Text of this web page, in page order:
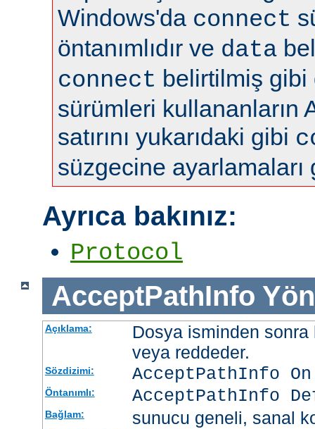
Windows'da connect
öntanımlıdır ve data
connect belirtilmiş gibi
sürümleri kullananların
satırını yukarıdaki gibi
süzgecine ayarlamaları
Ayrıca bakınız:
Protocol
AcceptPathInfo
Açıklama:
Dosya isminden
veya reddeder.
Sözdizimi: AcceptPathInfo
Öntanımlı: AcceptPathInfo
Bağlam: sunucu geneli, sanal